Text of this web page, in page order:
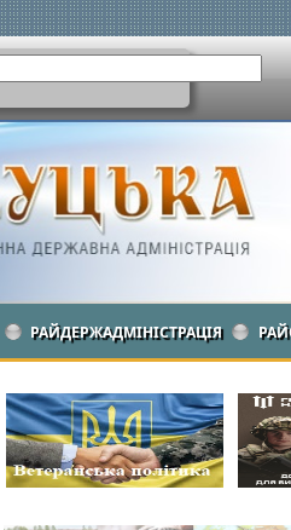
РАЙДЕРЖАДМІНІСТРАЦІЯ